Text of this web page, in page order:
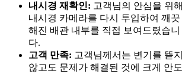
내시경 재확인: 고객님의 안심을 위해
내시경 카메라를 다시 투입하여 깨끗
해진 배관 내부를 직접 보여드렸습니
다.
고객 만족: 고객님께서는 변기를 뜯지
않고도 문제가 해결된 것에 크게 안도